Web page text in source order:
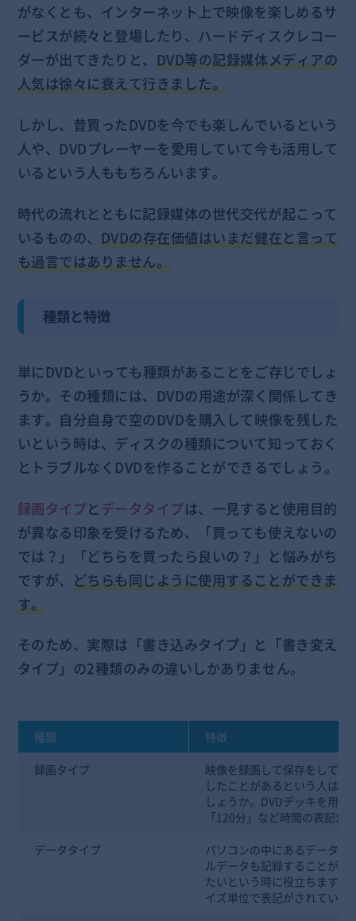
がなくとも、インターネット上で映像を楽しめるサ
ービスが続々と登場したり、ハードディスクレコー
ダーが出てきたりと、 DVD等の記録媒体メディアの
人気は徐々に衰えて行きました。
しかし、昔買ったDVDを今でも楽しんでいるという
人や、DVDプレーヤーを愛用していて今も活用して
いるという人ももちろんいます。
時代の流れとともに記録媒体の世代交代が起こって
いるものの、 DVDの存在価値はいまだ健在と言って
も過言ではありません。
種類と特徴
単にDVDといっても種類があることをご存じでしょ
うか。その種類には、DVDの用途が深く関係してき
ます。自分自身で空のDVDを購入して映像を残した
いという時は、ディスクの種類について知っておく
とトラブルなくDVDを作ることができるでしょう。
録画タイプとデータタイプは、一見すると使用目的
が異なる印象を受けるため、「買っても使えないの
では？」「どちらを買ったら良いの？」と悩みがち
ですが、 どちらも同じように使用することができま
す。
そのため、実際は「書き込みタイプ」と「書き変え
タイプ」の2種類のみの違いしかありません。
種類 特徴
録画タイプ
映像を録画して保存をしてお
したことがあるという人は1
しょうか。DVDデッキを用
「120分」など時間の表記が
データタイプ
パソコンの中にあるデータを
ルデータも記録することが
たいという時に役立ちます
イズ単位で表記がされていま